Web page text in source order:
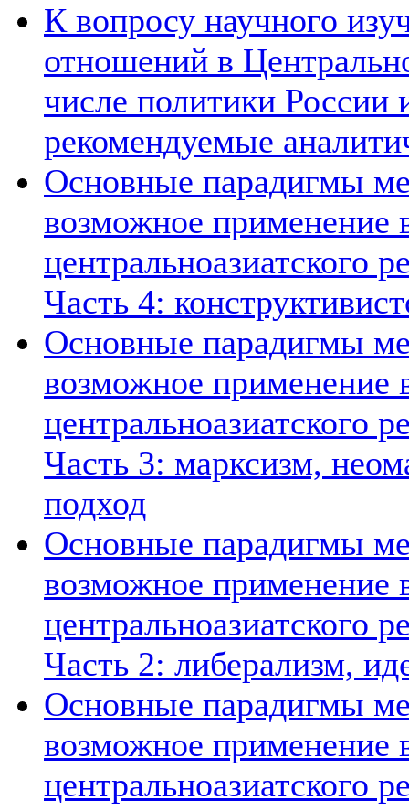
К вопросу научного
отношений в
числе политики России
рекомендуемые
Основные парадигмы
возможное применение
центральноазиатского
Часть 4:
Основные парадигмы
возможное применение
центральноазиатского
Часть 3: марксизм,
подход
Основные парадигмы
возможное применение
центральноазиатского
Часть 2: либерализм,
Основные парадигмы
возможное применение
центральноазиатского